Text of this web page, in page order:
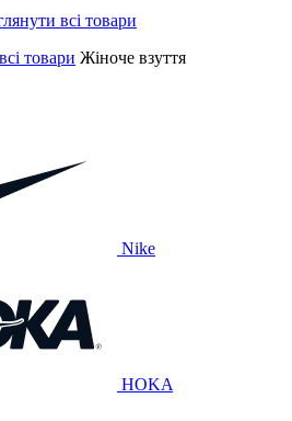
товари Жіноче взуття
Nike
HOKA